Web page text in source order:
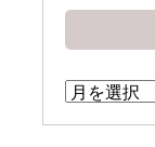
ア
ー
カ